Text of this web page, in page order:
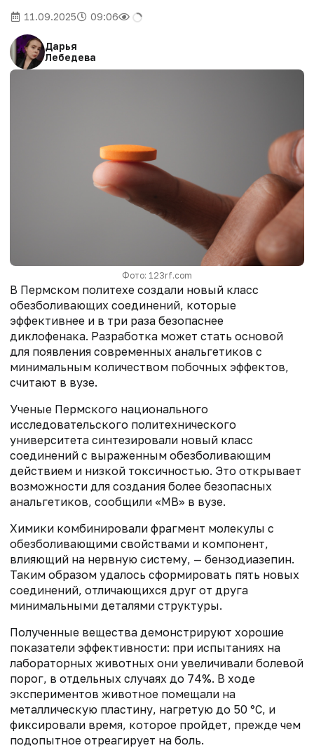
11.09.2025 09:06
Дарья
Лебедева
Фото: 123rf.com
В Пермском политехе создали новый класс
обезболивающих соединений, которые
эффективнее и в три раза безопаснее
диклофенака. Разработка может стать основой
для появления современных анальгетиков с
минимальным количеством побочных эффектов,
считают в вузе.
Ученые Пермского национального
исследовательского политехнического
университета синтезировали новый класс
соединений с выраженным обезболивающим
действием и низкой токсичностью. Это открывает
возможности для создания более безопасных
анальгетиков, сообщили «МВ» в вузе.
Химики комбинировали фрагмент молекулы с
обезболивающими свойствами и компонент,
влияющий на нервную систему, — бензодиазепин.
Таким образом удалось сформировать пять новых
соединений, отличающихся друг от друга
минимальными деталями структуры.
Полученные вещества демонстрируют хорошие
показатели эффективности: при испытаниях на
лабораторных животных они увеличивали болевой
порог, в отдельных случаях до 74%. В ходе
экспериментов животное помещали на
металлическую пластину, нагретую до 50 °C, и
фиксировали время, которое пройдет, прежде чем
подопытное отреагирует на боль.